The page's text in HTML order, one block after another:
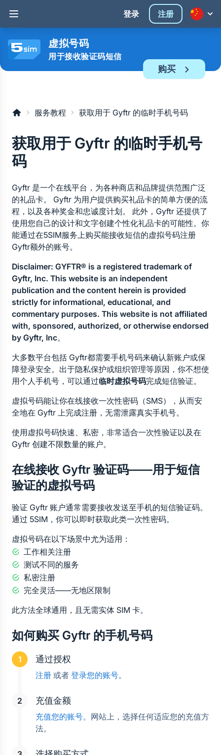
登录 注册
虚拟号码
用于接收验证码短信
购买
服务教程 获取用于 Gyftr 的临时手机号码
获取用于 Gyftr 的临时手机号
码
Gyftr 是一个在线平台，为各种商店和品牌提供范围广泛
的礼品卡。 Gyftr 为用户提供购买礼品卡的简单方便的流
程，以及各种奖金和忠诚度计划。 此外，Gyftr 还提供了
使用您自己的设计和文字创建个性化礼品卡的可能性。你
能通过在5SIM服务上购买能接收短信的虚拟号码注册
Gyftr额外的账号。
Disclaimer: GYFTR® is a registered trademark of
Gyftr, Inc. This website is an independent
publication and the content herein is provided
strictly for informational, educational, and
commentary purposes. This website is not affiliated
with, sponsored, authorized, or otherwise endorsed
by Gyftr, Inc。
大多数平台包括 Gyftr都需要手机号码来确认新账户或保
障登录安全。出于隐私保护或组织管理等原因，你不想使
用个人手机号，可以通过临时虚拟号码完成短信验证。
虚拟号码能让你在线接收一次性密码（SMS），从而安
全地在 Gyftr 上完成注册，无需泄露真实手机号。
使用虚拟号码快速、私密，非常适合一次性验证以及在
Gyftr 创建不限数量的账户。
在线接收 Gyftr 验证码——用于短信
验证的虚拟号码
验证 Gyftr 账户通常需要接收发送至手机的短信验证码。
通过 5SIM，你可以即时获取此类一次性密码。
虚拟号码在以下场景中尤为适用：
工作相关注册
测试不同的服务
私密注册
完全灵活——无地区限制
此方法全球通用，且无需实体 SIM 卡。
如何购买 Gyftr 的手机号码
通过授权
注册 或者 登录您的账号。
充值金额
充值您的账号。 网站上，选择任何适应您的充值方
法。